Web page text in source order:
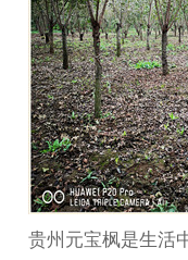
贵州元宝枫是生活